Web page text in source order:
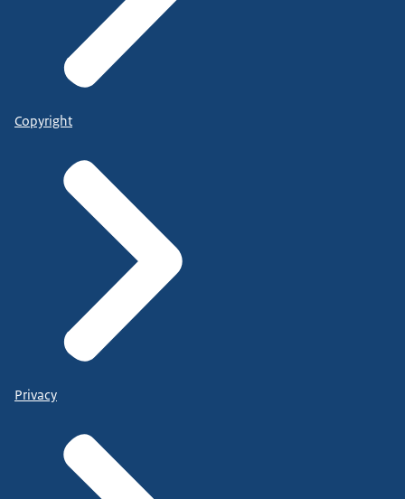
Copyright
Privacy